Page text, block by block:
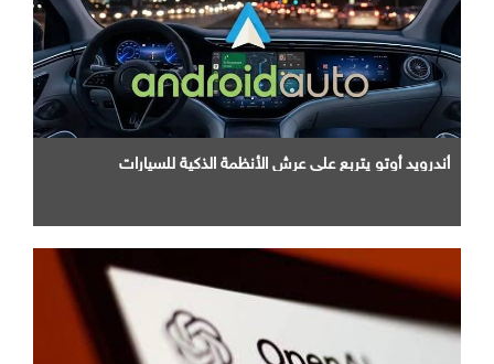
أندرويد أوتو يتربع علي عرش الأنظمة الذكية للسيارات